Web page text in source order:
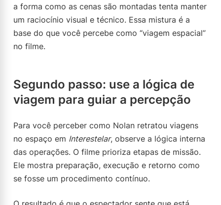
a forma como as cenas são montadas tenta manter
um raciocínio visual e técnico. Essa mistura é a
base do que você percebe como “viagem espacial”
no filme.
Segundo passo: use a lógica de
viagem para guiar a percepção
Para você perceber como Nolan retratou viagens
no espaço em Interestelar, observe a lógica interna
das operações. O filme prioriza etapas de missão.
Ele mostra preparação, execução e retorno como
se fosse um procedimento contínuo.